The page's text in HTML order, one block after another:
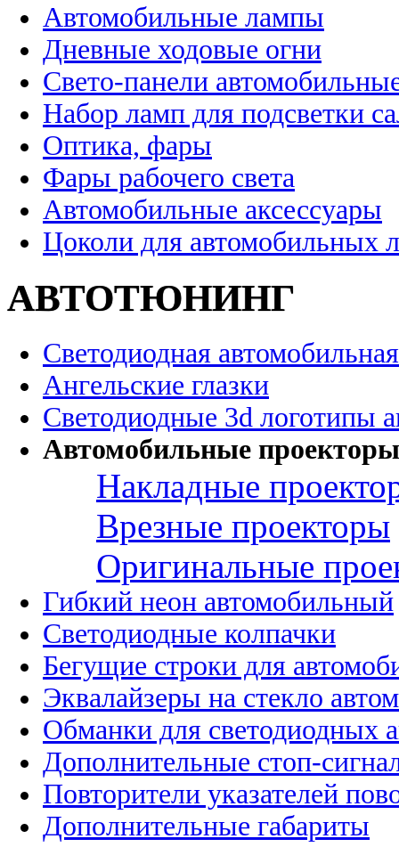
Автомобильные лампы
Дневные ходовые огни
Свето-панели
Набор ламп для подсветки
Оптика, фары
Фары рабочего света
Автомобильные аксессуары
Цоколи для автомобильных
АВТОТЮНИНГ
Светодиодная
Ангельские глазки
Светодиодные 3d логотипы
Автомобильные
Накладные
Врезные проекторы
Оригинальные
Гибкий неон автомобильный
Светодиодные колпачки
Бегущие строки для
Эквалайзеры на стекло
Обманки для светодиодных
Дополнительные стоп-
Повторители указателей
Дополнительные габариты